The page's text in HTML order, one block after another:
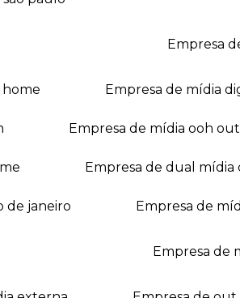
empresa
home empresa de mídia
empresa de mídia ooh
empresa de dual mídia
de janeiro empresa de
empresa